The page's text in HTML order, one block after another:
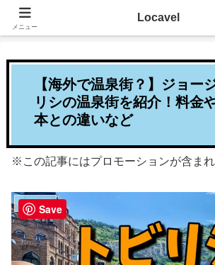
その地に溶け込むローカル
【海外で温泉街？】ジョー
リシの温泉街を紹介！料金
本との違いなど
※この記事にはプロモーションが含まれ
ジョージア
メニュー
Locavel
Save